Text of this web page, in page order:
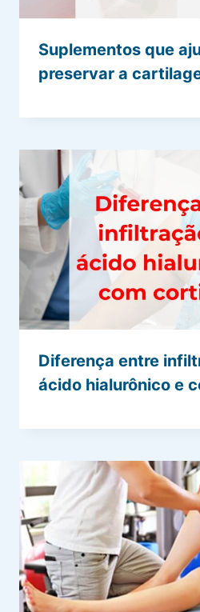
Suplementos que
preservar a
Diferença entre
ácido hialurônico e